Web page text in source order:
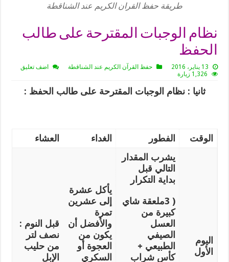
طريقة حفظ القران الكريم عند الشناقطة
نظام الوجبات المقترحة على طالب
الحفظ
13 يناير، 2016 حفظ القرآن الكريم عند الشناقطة
اضف تعليق
1,326 زيارة
ثانيا : نظام الوجبات المقترحة على طالب الحفظ:
الوقت الفطور الغداء العشاء
اليوم
الأول
يشرب المقدار
التالي قبل
بداية التكرار
( 3ملعقة شاي
كبيرة من
العسل
الصيفي
الطبيعي +
كأس شراب
يأكل عشرة
إلى عشرين
تمرة
والأفضل أن
يكون من
العجوة أو
السكري
قبل النوم :
نصف لتر
من حليب
الإبل